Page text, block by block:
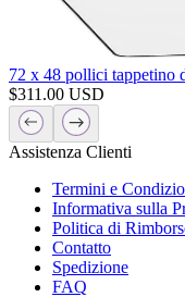
72 x 48 pollici tappetino
$311.00 USD
Assistenza Clienti
Termini e
Informativa sulla
Politica di
Contatto
Spedizione
FAQ